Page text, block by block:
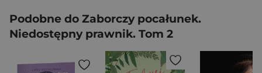
Podobne do Zaborczy pocałunek.
Niedostępny prawnik. Tom 2